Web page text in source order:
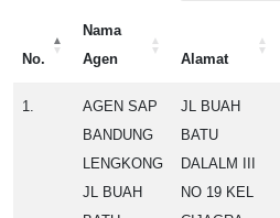
No.
Nama
Agen
Alamat
No.
Nama
Agen
Alamat
1.
AGEN SAP
BANDUNG
LENGKONG
JL BUAH
JL BUAH
BATU
DALALM III
NO 19 KEL